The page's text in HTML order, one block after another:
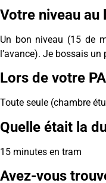
Votre niveau au
Un bon niveau (15 de
l’avance). Je bossais un
Lors de votre
Toute seule (chambre
Quelle était la
15 minutes en tram
Avez-vous